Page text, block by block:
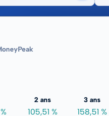
2 ans
105,51 %
3 ans
158,51 %